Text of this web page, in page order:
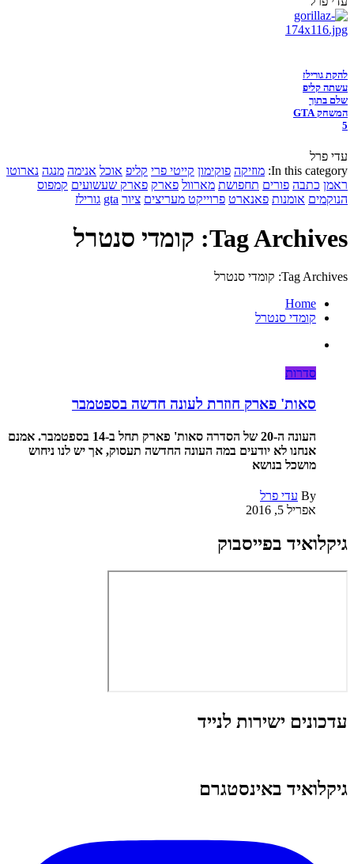
להקת גורילז
עשתה קליפ
שלם בתוך
המשחק GTA
5
עדי פרל
In this category: מוזיקה פוקימון קייטי פרי קליפ אוכל אנימה מנגה נארוטו
ראמן כתבה פורים תחפושת מארוול פארק פארק שעשועים קמפוס
הנוקמים אומנות פאנארט פרוייקט מעריצים ציור gta גורילז
Tag Archives: קומדי סנטרל
Tag Archives: קומדי סנטרל
Home
קומדי סנטרל
סדרות
סאות' פארק חוזרת לעונה חדשה בספטמבר
העונה ה-20 של הסדרה סאות' פארק תחל ב-14 בספטמבר. אמנם
אנחנו לא יודעים במה העונה החדשה תעסוק, אך יש לנו ניחוש
מושכל בנושא
By עדי פרל
אפריל 5, 2016
גיקלואיד בפייסבוק
עדכונים ישירות לנייד
גיקלואיד באינסטגרם